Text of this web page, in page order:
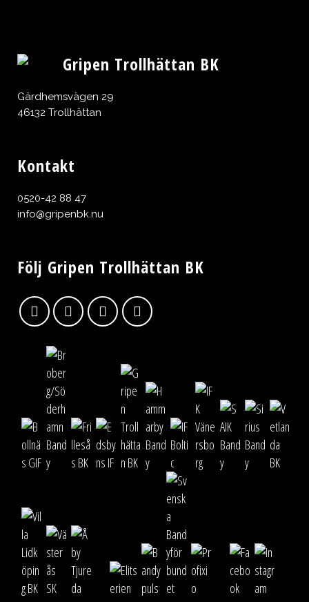
Gripen Trollhättan BK
Gärdhemsvägen 29
46132 Trollhättan
Kontakt
0520-42 88 47
info@gripenbk.nu
Följ Gripen Trollhättan BK